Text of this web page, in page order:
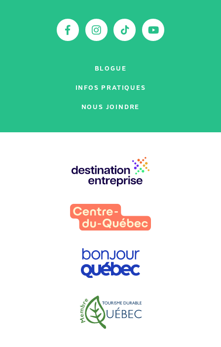
Facebook
Instagram
TikTok
BLOGUE
INFOS PRATIQUES
NOUS JOINDRE
partenaires
: